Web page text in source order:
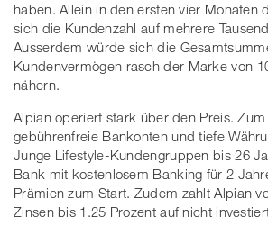
haben. Allein in den ersten vier Monaten
sich die Kundenzahl auf mehrere
Ausserdem würde sich die
Kundenvermögen rasch der Marke von
nähern.
Alpian operiert stark über den Preis.
gebührenfreie Bankonten und tiefe
Junge Lifestyle-Kundengruppen bis 26
Bank mit kostenlosem Banking für 2
Prämien zum Start. Zudem zahlt Alpian
Zinsen bis 1.25 Prozent auf nicht